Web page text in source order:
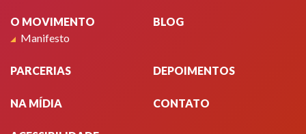
O MOVIMENTO
Manifesto
BLOG
PARCERIAS DEPOIMENTOS
NA MÍDIA CONTATO